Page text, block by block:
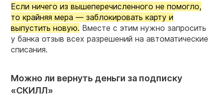
Если ничего из вышеперечисленного не помогло,
то крайняя мера — заблокировать карту и
выпустить новую. Вместе с этим нужно запросить
у банка отзыв всех разрешений на автоматические
списания.
Можно ли вернуть деньги за подписку
«СКИЛЛ»